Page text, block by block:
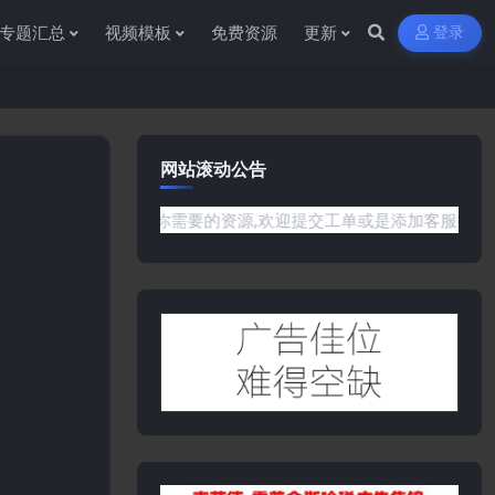
专题汇总 视频模板 免费资源 更新 登录
网站滚动公告
站没有你需要的资源,欢迎提交工单或是添加客服微信:ywb386获